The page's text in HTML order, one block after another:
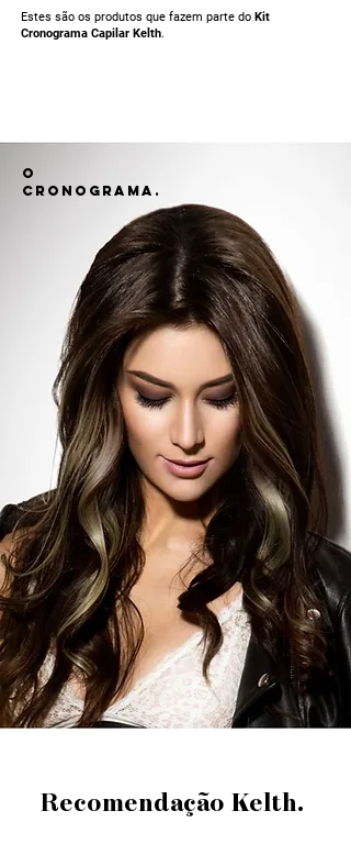
Estes são os produtos que fazem parte do Kit
Cronograma Capilar Kelth.
o
cronograma.
Recomendação Kelth.